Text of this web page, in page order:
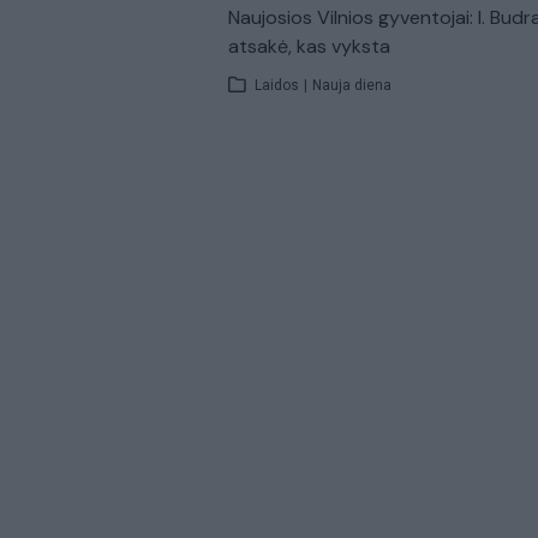
Naujosios Vilnios gyventojai: I.
atsakė, kas vyksta
Laidos | Nauja diena